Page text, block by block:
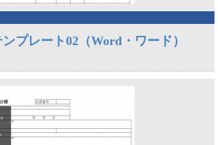
プレート02（Word・ワード）